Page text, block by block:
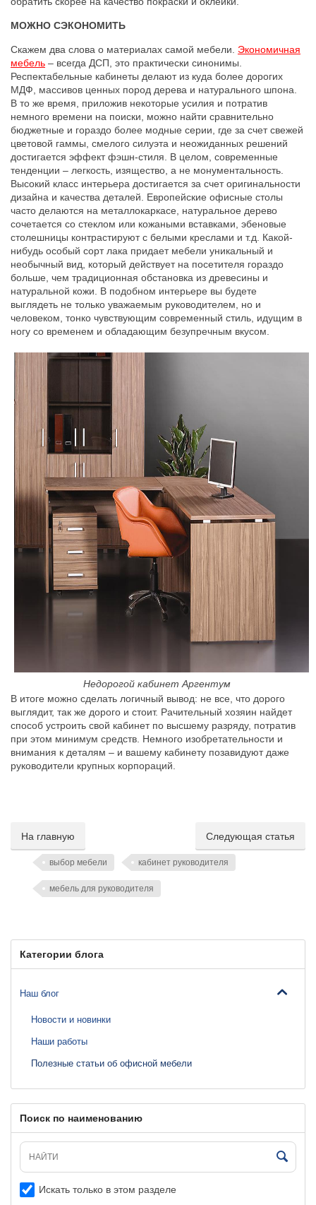
МОЖНО СЭКОНОМИТЬ
Скажем два слова о материалах самой мебели. Экономичная
мебель – всегда ДСП, это практически синонимы.
Респектабельные кабинеты делают из куда более дорогих
МДФ, массивов ценных пород дерева и натурального шпона.
В то же время, приложив некоторые усилия и потратив
немного времени на поиски, можно найти сравнительно
бюджетные и гораздо более модные серии, где за счет свежей
цветовой гаммы, смелого силуэта и неожиданных решений
достигается эффект фэшн-стиля. В целом, современные
тенденции – легкость, изящество, а не монументальность.
Высокий класс интерьера достигается за счет оригинальности
дизайна и качества деталей. Европейские офисные столы
часто делаются на металлокаркасе, натуральное дерево
сочетается со стеклом или кожаными вставками, эбеновые
столешницы контрастируют с белыми креслами и т.д. Какой-
нибудь особый сорт лака придает мебели уникальный и
необычный вид, который действует на посетителя гораздо
больше, чем традиционная обстановка из древесины и
натуральной кожи. В подобном интерьере вы будете
выглядеть не только уважаемым руководителем, но и
человеком, тонко чувствующим современный стиль, идущим в
ногу со временем и обладающим безупречным вкусом.
Недорогой кабинет Аргентум
В итоге можно сделать логичный вывод: не все, что дорого
выглядит, так же дорого и стоит. Рачительный хозяин найдет
способ устроить свой кабинет по высшему разряду, потратив
при этом минимум средств. Немного изобретательности и
внимания к деталям – и вашему кабинету позавидуют даже
руководители крупных корпораций.
На главную Следующая статья
выбор мебели кабинет руководителя
мебель для руководителя
Категории блога
Наш блог
Новости и новинки
Наши работы
Полезные статьи об офисной мебели
Поиск по наименованию
Искать только в этом разделе